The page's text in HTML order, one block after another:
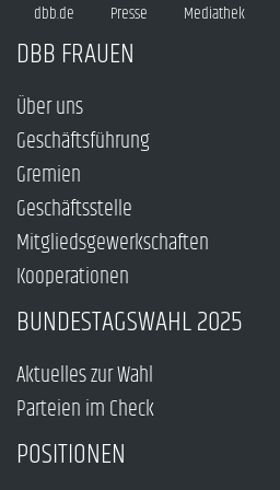
dbb.de Presse Mediathek
DBB FRAUEN
Über uns
Geschäftsführung
Gremien
Geschäftsstelle
Mitgliedsgewerkschaften
Kooperationen
BUNDESTAGSWAHL 2025
Aktuelles zur Wahl
Parteien im Check
POSITIONEN